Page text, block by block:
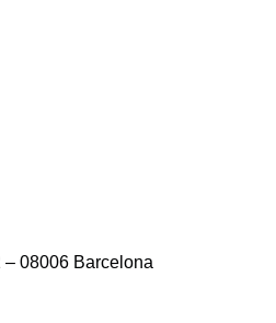
08006 Barcelona